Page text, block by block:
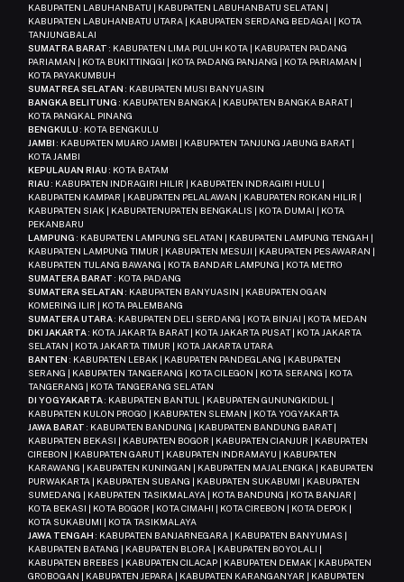
KABUPATEN LABUHANBATU | KABUPATEN LABUHANBATU SELATAN |
KABUPATEN LABUHANBATU UTARA | KABUPATEN SERDANG BEDAGAI | KOTA
TANJUNGBALAI
SUMATRA BARAT : KABUPATEN LIMA PULUH KOTA | KABUPATEN PADANG
PARIAMAN | KOTA BUKITTINGGI | KOTA PADANG PANJANG | KOTA PARIAMAN |
KOTA PAYAKUMBUH
SUMATREA SELATAN : KABUPATEN MUSI BANYUASIN
BANGKA BELITUNG : KABUPATEN BANGKA | KABUPATEN BANGKA BARAT |
KOTA PANGKAL PINANG
BENGKULU : KOTA BENGKULU
JAMBI : KABUPATEN MUARO JAMBI | KABUPATEN TANJUNG JABUNG BARAT |
KOTA JAMBI
KEPULAUAN RIAU : KOTA BATAM
RIAU : KABUPATEN INDRAGIRI HILIR | KABUPATEN INDRAGIRI HULU |
KABUPATEN KAMPAR | KABUPATEN PELALAWAN | KABUPATEN ROKAN HILIR |
KABUPATEN SIAK | KABUPATENUPATEN BENGKALIS | KOTA DUMAI | KOTA
PEKANBARU
LAMPUNG : KABUPATEN LAMPUNG SELATAN | KABUPATEN LAMPUNG TENGAH |
KABUPATEN LAMPUNG TIMUR | KABUPATEN MESUJI | KABUPATEN PESAWARAN |
KABUPATEN TULANG BAWANG | KOTA BANDAR LAMPUNG | KOTA METRO
SUMATERA BARAT : KOTA PADANG
SUMATERA SELATAN : KABUPATEN BANYUASIN | KABUPATEN OGAN
KOMERING ILIR | KOTA PALEMBANG
SUMATERA UTARA: KABUPATEN DELI SERDANG | KOTA BINJAI | KOTA MEDAN
DKI JAKARTA: KOTA JAKARTA BARAT | KOTA JAKARTA PUSAT | KOTA JAKARTA
SELATAN | KOTA JAKARTA TIMUR | KOTA JAKARTA UTARA
BANTEN : KABUPATEN LEBAK | KABUPATEN PANDEGLANG | KABUPATEN
SERANG | KABUPATEN TANGERANG | KOTA CILEGON | KOTA SERANG | KOTA
TANGERANG | KOTA TANGERANG SELATAN
DI YOGYAKARTA: KABUPATEN BANTUL | KABUPATEN GUNUNGKIDUL |
KABUPATEN KULON PROGO | KABUPATEN SLEMAN | KOTA YOGYAKARTA
JAWA BARAT : KABUPATEN BANDUNG | KABUPATEN BANDUNG BARAT |
KABUPATEN BEKASI | KABUPATEN BOGOR | KABUPATEN CIANJUR | KABUPATEN
CIREBON | KABUPATEN GARUT | KABUPATEN INDRAMAYU | KABUPATEN
KARAWANG | KABUPATEN KUNINGAN | KABUPATEN MAJALENGKA | KABUPATEN
PURWAKARTA | KABUPATEN SUBANG | KABUPATEN SUKABUMI | KABUPATEN
SUMEDANG | KABUPATEN TASIKMALAYA | KOTA BANDUNG | KOTA BANJAR |
KOTA BEKASI | KOTA BOGOR | KOTA CIMAHI | KOTA CIREBON | KOTA DEPOK |
KOTA SUKABUMI | KOTA TASIKMALAYA
JAWA TENGAH : KABUPATEN BANJARNEGARA | KABUPATEN BANYUMAS |
KABUPATEN BATANG | KABUPATEN BLORA | KABUPATEN BOYOLALI |
KABUPATEN BREBES | KABUPATEN CILACAP | KABUPATEN DEMAK | KABUPATEN
GROBOGAN | KABUPATEN JEPARA | KABUPATEN KARANGANYAR | KABUPATEN